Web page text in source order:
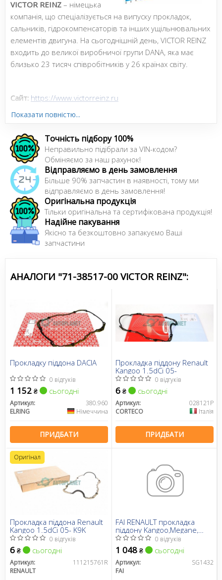
VICTOR REINZ – німецька
компанія, що спеціалізується на випуску прокладок,
сальників, гідрокомпенсаторів та інших ущільнювальних
елементів двигуна. На сьогоднішній день, VICTOR REINZ
входить до великої виробничої групи DANA, яка має
близько 23 тисяч співробітників у 26 країнах світу.
Сайт: https://www.victorreinz.ru
Усі запчастини VICTOR REINZ →
Показати повністю...
Точність підбору 100%
Неправильно підібрали за VIN-кодом?
Обміняємо за наш рахунок!
Відправляємо в день замовлення
Більше 90% запчастин в наявності, тому ми
відправляємо в день замовлення!
Оригінальна продукція
Тільки оригінальна та сертифікована продукція!
Надійне пакування
Якісно та безкоштовно запакуємо Ваші
запчастини
АНАЛОГИ "71-38517-00 VICTOR REINZ":
Прокладку піддона DACIA
0 відгуків
1 152 ₴ сьогодні
Артикул:
380.960
ELRING
Німеччина
ПРИДБАТИ
Прокладка піддону Renault
Kangoo 1.5dCi 05-
0 відгуків
6 ₴ сьогодні
Артикул:
028121P
CORTECO
Італія
ПРИДБАТИ
Прокладка піддона Renault
Kangoo 1.5dCi 05- K9K
0 відгуків
6 ₴ сьогодні
Артикул:
111215761R
RENAULT
Оригінал
FAI RENAULT прокладка
піддону Kangoo,Megane,
Logan 1.5dCi0 відгуків
1 048 ₴ сьогодні
Артикул:
SG1432
FAI